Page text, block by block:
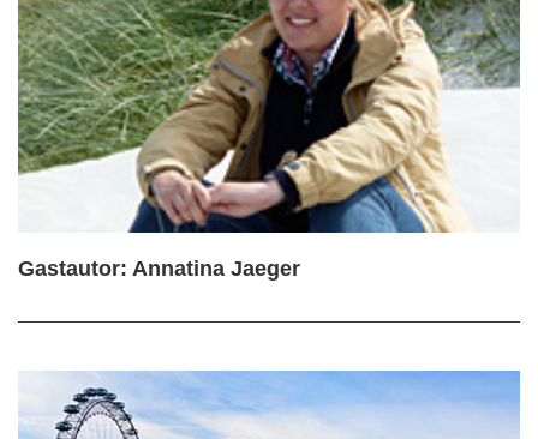
Gastautor: Annatina Jaeger